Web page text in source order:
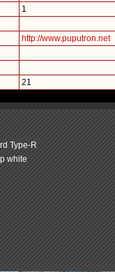
1
http://www.puputron.net
21
Type-R
white